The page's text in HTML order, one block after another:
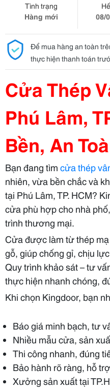
Tình trạng
Hàng mới
08/
Để mua hàng an toàn
thực hiện thanh toán
Cửa Thép
Phú Lâm,
Bền, An
Bạn đang tìmcửa thép
nhiên, vừa bền chắc và
tại Phú Lâm, TP. HCM?
cửa phù hợp cho nhà
trình thương mại.
Cửa được làm từ thép
gỗ, giúp chống gỉ, chịu
Quy trình khảo sát – tư
thực hiện nhanh chóng,
Khi chọn Kingdoor, bạn
Báo giá minh bạch, tư
Nhiều mẫu cửa, sản
Thi công nhanh, đúng
Bảo hành rõ ràng, hỗ
Xưởng sản xuất tại